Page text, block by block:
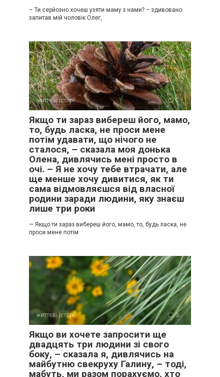
– Ти серйозно хочеш узяти маму з нами? – здивовано
запитав мій чоловік Олег,
життєві історії 0
Якщо ти зараз вибереш його, мамо,
то, будь ласка, не проси мене
потім удавати, що нічого не
сталося, – сказала моя донька
Олена, дивлячись мені просто в
очі. – Я не хочу тебе втрачати, але
ще менше хочу дивитися, як ти
сама відмовляєшся від власної
родини заради людини, яку знаєш
лише три роки
— Якщо ти зараз вибереш його, мамо, то, будь ласка, не
проси мене потім
життєві історії 0
Якщо ви хочете запросити ще
двадцять три людини зі свого
боку, – сказала я, дивлячись на
майбутню свекруху Галину, – тоді,
мабуть, ми разом порахуємо, хто